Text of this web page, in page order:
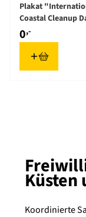
Plakat
Coastal Cleanup
0,-
Küsten
Koordinierte